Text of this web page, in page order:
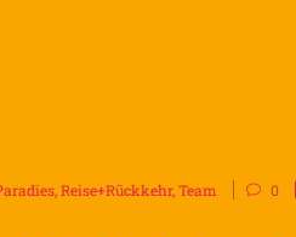
,Reise+Rückkehr,Team 0